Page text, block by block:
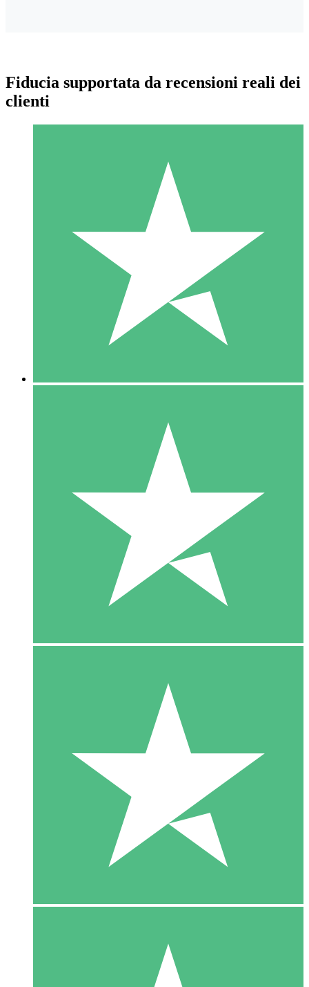
Pacchetti di Crediti Individuali
Paga a consumo con crediti di download. Nessun impegno
1 Download
10
US$1500
10 Download
20
Fiducia supportata da recensioni reali dei
clienti